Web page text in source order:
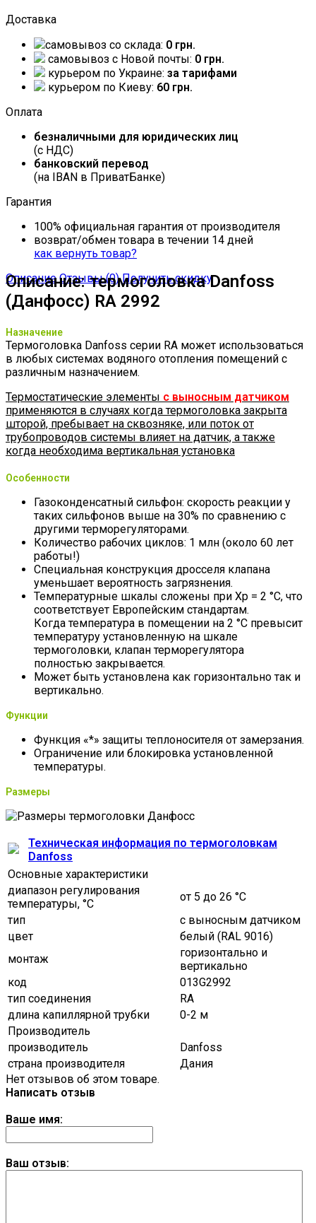
Доставка
самовывоз со склада: 0 грн.
самовывоз c Новой почты: 0 грн.
курьером по Украине: за тарифами
курьером по Киеву: 60 грн.
Оплата
безналичными для юридических лиц
(с НДС)
банковский перевод
(на IBAN в ПриватБанке)
Гарантия
100% официальная гарантия от производителя
возврат/обмен товара в течении 14 дней
как вернуть товар?
Описание Отзывы (0) Получить скидку
Описание: термоголовка Danfoss
(Данфосс) RA 2992
Назначение
Термоголовка Danfoss серии RA может использоваться
в любых системах водяного отопления помещений с
различным назначением.
Термостатические элементы с выносным датчиком
применяются в случаях когда термоголовка закрыта
шторой, пребывает на сквозняке, или поток от
трубопроводов системы влияет на датчик, а также
когда необходима вертикальная установка
Особенности
Газоконденсатный сильфон: скорость реакции у
таких сильфонов выше на 30% по сравнению с
другими терморегуляторами.
Количество рабочих циклов: 1 млн (около 60 лет
работы!)
Специальная конструкция дросселя клапана
уменьшает вероятность загрязнения.
Температурные шкалы сложены при Хр = 2 °С, что
соответствует Европейским стандартам.
Когда температура в помещении на 2 °С превысит
температуру установленную на шкале
термоголовки, клапан терморегулятора
полностью закрывается.
Может быть установлена как горизонтально так и
вертикально.
Функции
Функция «*» защиты теплоносителя от замерзания.
Ограничение или блокировка установленной
температуры.
Размеры
Техническая информация по термоголовкам
Danfoss
Основные характеристики
диапазон регулирования
температуры, °C
от 5 до 26 °С
тип
с выносным датчиком
цвет
белый (RAL 9016)
монтаж
горизонтально и
вертикально
код
013G2992
тип соединения
RA
длина капиллярной трубки
0-2 м
Производитель
производитель
Danfoss
страна производителя
Дания
Нет отзывов об этом товаре.
Написать отзыв
Ваше имя:
Ваш отзыв: